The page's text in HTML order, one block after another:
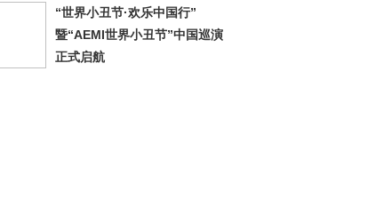
“世界小丑节·欢乐中国行”
暨“AEMI世界小丑节”中国巡演
正式启航